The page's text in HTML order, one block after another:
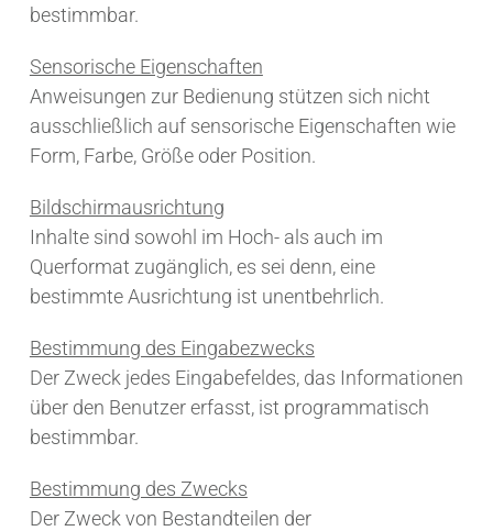
bestimmbar.
Sensorische Eigenschaften
Anweisungen zur Bedienung stützen sich nicht
ausschließlich auf sensorische Eigenschaften wie
Form, Farbe, Größe oder Position.
Bildschirmausrichtung
Inhalte sind sowohl im Hoch- als auch im
Querformat zugänglich, es sei denn, eine
bestimmte Ausrichtung ist unentbehrlich.
Bestimmung des Eingabezwecks
Der Zweck jedes Eingabefeldes, das Informationen
über den Benutzer erfasst, ist programmatisch
bestimmbar.
Bestimmung des Zwecks
Der Zweck von Bestandteilen der